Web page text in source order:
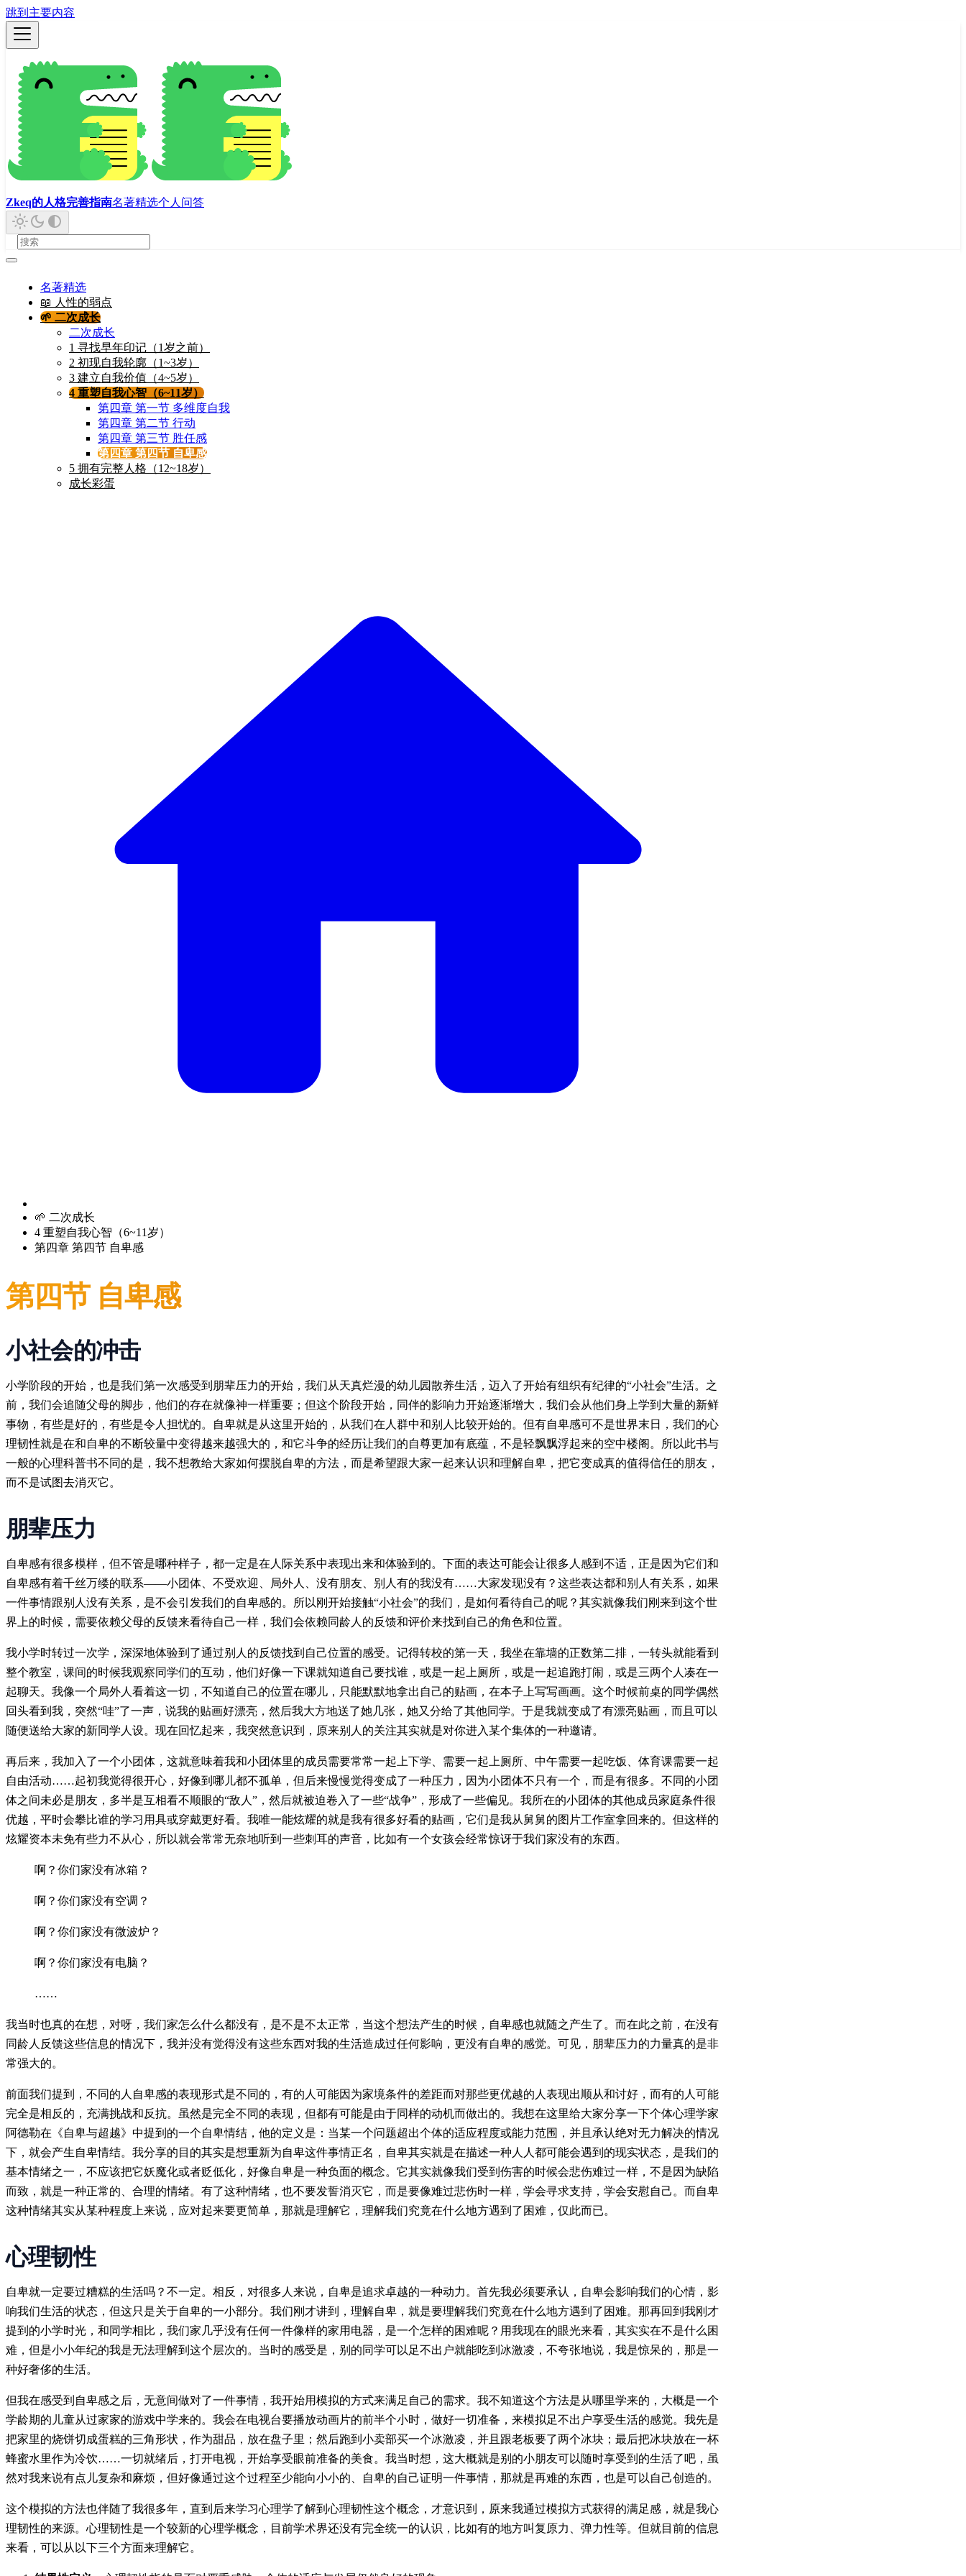
跳到主要内容
Zkeq的人格完善指南名著精选个人问答
名著精选
📖 人性的弱点
🌱 二次成长
二次成长
1 寻找早年印记（1岁之前）
2 初现自我轮廓（1~3岁）
3 建立自我价值（4~5岁）
4 重塑自我心智（6~11岁）
第四章 第一节 多维度自我
第四章 第二节 行动
第四章 第三节 胜任感
第四章 第四节 自卑感
5 拥有完整人格（12~18岁）
成长彩蛋
🌱 二次成长
4 重塑自我心智（6~11岁）
第四章 第四节 自卑感
第四节 自卑感
小社会的冲击
小学阶段的开始，也是我们第一次感受到朋辈压力的开始，我们从天真烂漫的幼儿园散养生活，迈入了开始有组织有纪律的“小社会”生活。之
前，我们会追随父母的脚步，他们的存在就像神一样重要；但这个阶段开始，同伴的影响力开始逐渐增大，我们会从他们身上学到大量的新鲜
事物，有些是好的，有些是令人担忧的。自卑就是从这里开始的，从我们在人群中和别人比较开始的。但有自卑感可不是世界末日，我们的心
理韧性就是在和自卑的不断较量中变得越来越强大的，和它斗争的经历让我们的自尊更加有底蕴，不是轻飘飘浮起来的空中楼阁。所以此书与
一般的心理科普书不同的是，我不想教给大家如何摆脱自卑的方法，而是希望跟大家一起来认识和理解自卑，把它变成真的值得信任的朋友，
而不是试图去消灭它。
朋辈压力
自卑感有很多模样，但不管是哪种样子，都一定是在人际关系中表现出来和体验到的。下面的表达可能会让很多人感到不适，正是因为它们和
自卑感有着千丝万缕的联系——小团体、不受欢迎、局外人、没有朋友、别人有的我没有……大家发现没有？这些表达都和别人有关系，如果
一件事情跟别人没有关系，是不会引发我们的自卑感的。所以刚开始接触“小社会”的我们，是如何看待自己的呢？其实就像我们刚来到这个世
界上的时候，需要依赖父母的反馈来看待自己一样，我们会依赖同龄人的反馈和评价来找到自己的角色和位置。
我小学时转过一次学，深深地体验到了通过别人的反馈找到自己位置的感受。记得转校的第一天，我坐在靠墙的正数第二排，一转头就能看到
整个教室，课间的时候我观察同学们的互动，他们好像一下课就知道自己要找谁，或是一起上厕所，或是一起追跑打闹，或是三两个人凑在一
起聊天。我像一个局外人看着这一切，不知道自己的位置在哪儿，只能默默地拿出自己的贴画，在本子上写写画画。这个时候前桌的同学偶然
回头看到我，突然“哇”了一声，说我的贴画好漂亮，然后我大方地送了她几张，她又分给了其他同学。于是我就变成了有漂亮贴画，而且可以
随便送给大家的新同学人设。现在回忆起来，我突然意识到，原来别人的关注其实就是对你进入某个集体的一种邀请。
再后来，我加入了一个小团体，这就意味着我和小团体里的成员需要常常一起上下学、需要一起上厕所、中午需要一起吃饭、体育课需要一起
自由活动……起初我觉得很开心，好像到哪儿都不孤单，但后来慢慢觉得变成了一种压力，因为小团体不只有一个，而是有很多。不同的小团
体之间未必是朋友，多半是互相看不顺眼的“敌人”，然后就被迫卷入了一些“战争”，形成了一些偏见。我所在的小团体的其他成员家庭条件很
优越，平时会攀比谁的学习用具或穿戴更好看。我唯一能炫耀的就是我有很多好看的贴画，它们是我从舅舅的图片工作室拿回来的。但这样的
炫耀资本未免有些力不从心，所以就会常常无奈地听到一些刺耳的声音，比如有一个女孩会经常惊讶于我们家没有的东西。
啊？你们家没有冰箱？
啊？你们家没有空调？
啊？你们家没有微波炉？
啊？你们家没有电脑？
……
我当时也真的在想，对呀，我们家怎么什么都没有，是不是不太正常，当这个想法产生的时候，自卑感也就随之产生了。而在此之前，在没有
同龄人反馈这些信息的情况下，我并没有觉得没有这些东西对我的生活造成过任何影响，更没有自卑的感觉。可见，朋辈压力的力量真的是非
常强大的。
前面我们提到，不同的人自卑感的表现形式是不同的，有的人可能因为家境条件的差距而对那些更优越的人表现出顺从和讨好，而有的人可能
完全是相反的，充满挑战和反抗。虽然是完全不同的表现，但都有可能是由于同样的动机而做出的。我想在这里给大家分享一下个体心理学家
阿德勒在《自卑与超越》中提到的一个自卑情结，他的定义是：当某一个问题超出个体的适应程度或能力范围，并且承认绝对无力解决的情况
下，就会产生自卑情结。我分享的目的其实是想重新为自卑这件事情正名，自卑其实就是在描述一种人人都可能会遇到的现实状态，是我们的
基本情绪之一，不应该把它妖魔化或者贬低化，好像自卑是一种负面的概念。它其实就像我们受到伤害的时候会悲伤难过一样，不是因为缺陷
而致，就是一种正常的、合理的情绪。有了这种情绪，也不要发誓消灭它，而是要像难过悲伤时一样，学会寻求支持，学会安慰自己。而自卑
这种情绪其实从某种程度上来说，应对起来要更简单，那就是理解它，理解我们究竟在什么地方遇到了困难，仅此而已。
心理韧性
自卑就一定要过糟糕的生活吗？不一定。相反，对很多人来说，自卑是追求卓越的一种动力。首先我必须要承认，自卑会影响我们的心情，影
响我们生活的状态，但这只是关于自卑的一小部分。我们刚才讲到，理解自卑，就是要理解我们究竟在什么地方遇到了困难。那再回到我刚才
提到的小学时光，和同学相比，我们家几乎没有任何一件像样的家用电器，是一个怎样的困难呢？用我现在的眼光来看，其实实在不是什么困
难，但是小小年纪的我是无法理解到这个层次的。当时的感受是，别的同学可以足不出户就能吃到冰激凌，不夸张地说，我是惊呆的，那是一
种好奢侈的生活。
但我在感受到自卑感之后，无意间做对了一件事情，我开始用模拟的方式来满足自己的需求。我不知道这个方法是从哪里学来的，大概是一个
学龄期的儿童从过家家的游戏中学来的。我会在电视台要播放动画片的前半个小时，做好一切准备，来模拟足不出户享受生活的感觉。我先是
把家里的烧饼切成蛋糕的三角形状，作为甜品，放在盘子里；然后跑到小卖部买一个冰激凌，并且跟老板要了两个冰块；最后把冰块放在一杯
蜂蜜水里作为冷饮……一切就绪后，打开电视，开始享受眼前准备的美食。我当时想，这大概就是别的小朋友可以随时享受到的生活了吧，虽
然对我来说有点儿复杂和麻烦，但好像通过这个过程至少能向小小的、自卑的自己证明一件事情，那就是再难的东西，也是可以自己创造的。
这个模拟的方法也伴随了我很多年，直到后来学习心理学了解到心理韧性这个概念，才意识到，原来我通过模拟方式获得的满足感，就是我心
理韧性的来源。心理韧性是一个较新的心理学概念，目前学术界还没有完全统一的认识，比如有的地方叫复原力、弹力性等。但就目前的信息
来看，可以从以下三个方面来理解它。